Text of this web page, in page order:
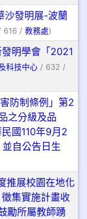
沙發明展-波蘭
616 / 教務處)
發明學會「2021
科技中心 / 632 /
防制條例」第2
之分級及品
國110年9月2
自公告日生
推展校園在地化
集實施計畫收
勵所屬教師踴